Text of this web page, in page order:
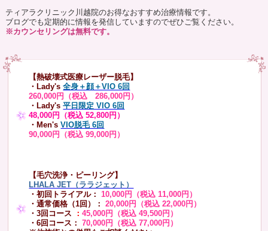
ティアラクリニック川越院のお得なおすすめ治療情報です。
ブログでも定期的に情報を発信していますのでぜひご覧ください。
※カウンセリングは無料です。
【熱破壊式医療レーザー脱毛】
・Lady's 全身＋顔＋VIO 6回
260,000円（税込 286,000円）
・Lady's平日限定 VIO 6回
48,000円（税込 52,800円）
・Men's VIO脱毛 6回
90,000円（税込 99,000円）
【毛穴洗浄・ピーリング】
LHALA JET（ララジェット）
・初回トライアル：10,000円（税込 11,000円）
・通常価格（1回）：
20,000円（税込 22,000円）
・3回コース ：45,000円（税込 49,500円）
・6回コース：
70,000円（税込 77,000円）